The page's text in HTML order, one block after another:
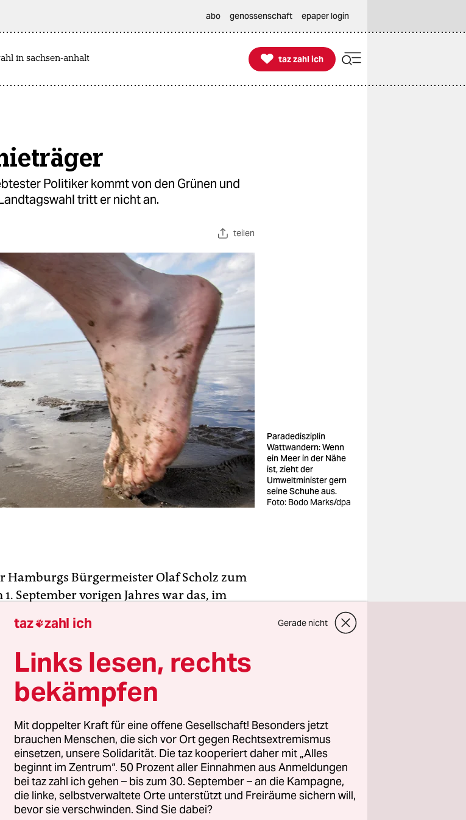
abo genossenschaft epaper login
in sachsen-anhalt 
taz zahl ich
taz zahl ich
Politiker kommt von den Grünen und
tritt er nicht an.
teilen
Paradedisziplin
Wattwandern: Wenn
ein Meer in der Nähe
ist, zieht der
Umweltminister gern
seine Schuhe aus.
Foto: Bodo Marks/dpa
Hamburgs Bürgermeister Olaf Scholz zum
September vorigen Jahres war das, im
ein Jahr vor der Bundestagswahl
Deutschlands nächsten
begrüßt wurden, sagte Habeck grinsend:
Sie Vizekanzler werden wollen, Herr
dem stellvertretenden
Holstein liegen. Hier kann er seine
aus dem Stegreif Durchdachtes von
reißen. Politik ausführlich erläutern,
geschickt und, wenn es sein muss,
taz zahl ich Gerade nicht
Links lesen, rechts
bekämpfen
Mit doppelter Kraft für eine offene Gesellschaft! Besonders jetzt
brauchen Menschen, die sich vor Ort gegen Rechtsextremismus
einsetzen, unsere Solidarität. Die taz kooperiert daher mit „Alles
beginnt im Zentrum“. 50 Prozent aller Einnahmen aus Anmeldungen
bei taz zahl ich gehen – bis zum 30. September – an die Kampagne,
die linke, selbstverwaltete Orte unterstützt und Freiräume sichern will,
bevor sie verschwinden. Sind Sie dabei?